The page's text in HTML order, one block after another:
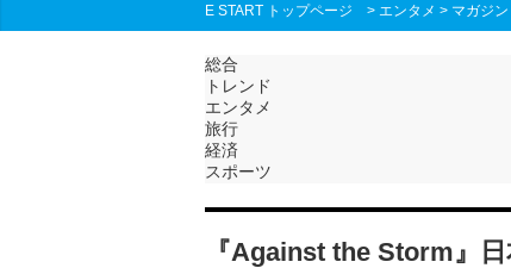
E START トップページ > エンタメ > マガジン
総合
トレンド
エンタメ
旅行
経済
スポーツ
『Against the Storm』